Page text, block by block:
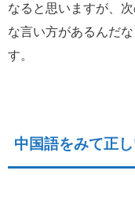
なると思いますが、
な言い方があるんだ
す。
中国語をみて正